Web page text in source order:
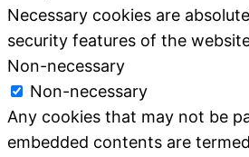
Necessary cookies are
security features of the
Non-necessary
Non-necessary
Any cookies that may not be
embedded contents are